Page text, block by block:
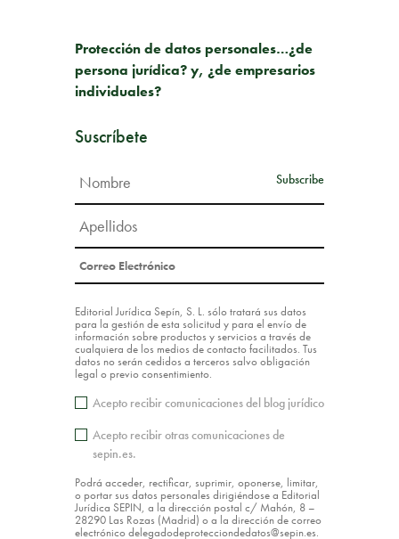
Protección de datos personales…¿de
persona jurídica? y, ¿de empresarios
individuales?
Suscríbete
Editorial Jurídica Sepín, S. L. sólo tratará sus datos
para la gestión de esta solicitud y para el envío de
información sobre productos y servicios a través de
cualquiera de los medios de contacto facilitados. Tus
datos no serán cedidos a terceros salvo obligación
legal o previo consentimiento.
Acepto recibir comunicaciones del blog jurídico
Acepto recibir otras comunicaciones de
sepin.es.
Podrá acceder, rectificar, suprimir, oponerse, limitar,
o portar sus datos personales dirigiéndose a Editorial
Jurídica SEPIN, a la dirección postal c/ Mahón, 8 –
28290 Las Rozas (Madrid) o a la dirección de correo
electrónico delegadodeprotecciondedatos@sepin.es.